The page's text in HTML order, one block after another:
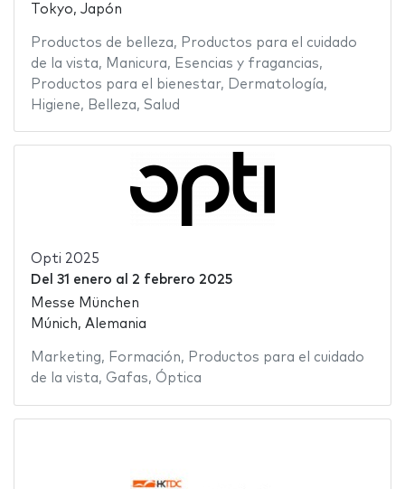
Tokyo, Japón
Productos de belleza, Productos para el cuidado
de la vista, Manicura, Esencias y fragancias,
Productos para el bienestar, Dermatología,
Higiene, Belleza, Salud
Opti 2025
Del 31 enero al 2 febrero 2025
Messe München
Múnich, Alemania
Marketing, Formación, Productos para el cuidado
de la vista, Gafas, Óptica